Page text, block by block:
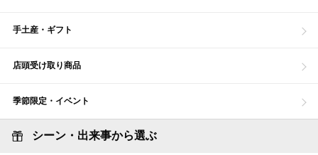
手土産・ギフト
店頭受け取り商品
季節限定・イベント
シーン・出来事から選ぶ